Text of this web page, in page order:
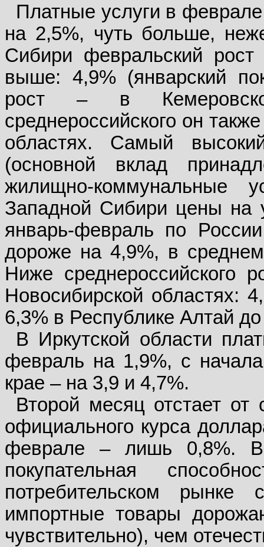
Платные услуги в
на 2,5%, чуть больше,
Сибири февральский
выше: 4,9% (январский
рост – в
среднероссийского он
областях. Самый
(основной вклад
жилищно-коммунальные
Западной Сибири цены на
январь-февраль по
дороже на 4,9%, в
Ниже среднероссийского
Новосибирской областях:
6,3% в Республике Алтай
В Иркутской области
февраль на 1,9%, с
крае – на 3,9 и 4,7%.
Второй месяц отстает от
официального курса
феврале – лишь 0,8%. В
покупательная
потребительском
импортные товары
чувствительно), чем